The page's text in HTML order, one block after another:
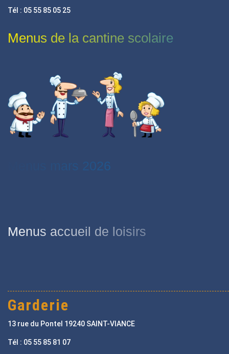
Tél : 05 55 85 05 25
Menus de la cantine scolaire
Menus mars 2026
Menus accueil de loisirs
Garderie
13 rue du Pontel 19240 SAINT-VIANCE
Tél : 05 55 85 81 07